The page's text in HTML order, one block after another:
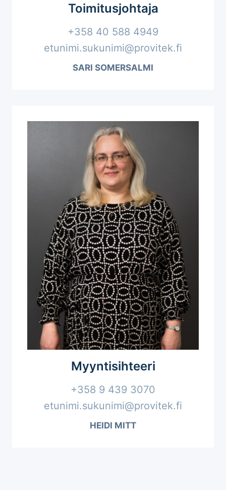
Toimitusjohtaja
+358 40 588 4949
etunimi.sukunimi@provitek.fi
SARI SOMERSALMI
Myyntisihteeri
+358 9 439 3070
etunimi.sukunimi@provitek.fi
HEIDI MITT